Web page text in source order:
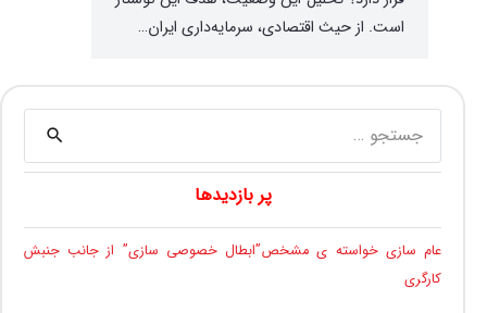
است. از حیث اقتصادی، سرمایه‌داری ایران…
برای:
پر بازدیدها
عام سازی خواسته ی مشخص”ابطال خصوصی سازی” از جانب جنبش
کارگری